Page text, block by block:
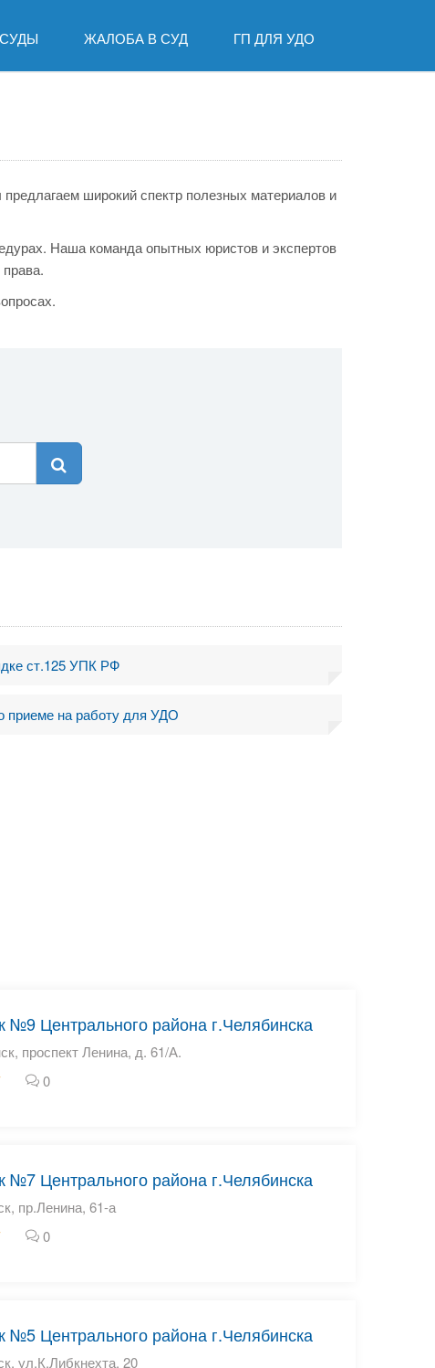
СУДЫ ЖАЛОБА В СУД ГП ДЛЯ УДО
широкий спектр полезных материалов и
Наша команда опытных юристов и экспертов
ст.125 УПК РФ
приеме на работу для УДО
№9 Центрального района г.Челябинска
проспект Ленина, д. 61/А.
0
№7 Центрального района г.Челябинска
пр.Ленина, 61-а
0
№5 Центрального района г.Челябинска
ул.К.Либкнехта, 20